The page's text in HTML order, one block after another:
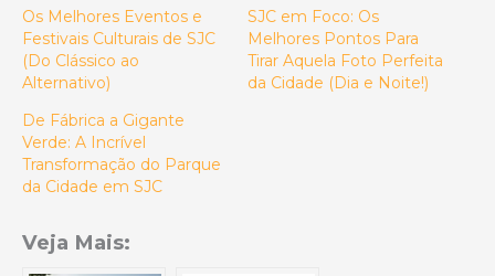
Os Melhores Eventos e
Festivais Culturais de SJC
(Do Clássico ao
Alternativo)
SJC em Foco: Os
Melhores Pontos Para
Tirar Aquela Foto Perfeita
da Cidade (Dia e Noite!)
De Fábrica a Gigante
Verde: A Incrível
Transformação do Parque
da Cidade em SJC
Veja Mais: